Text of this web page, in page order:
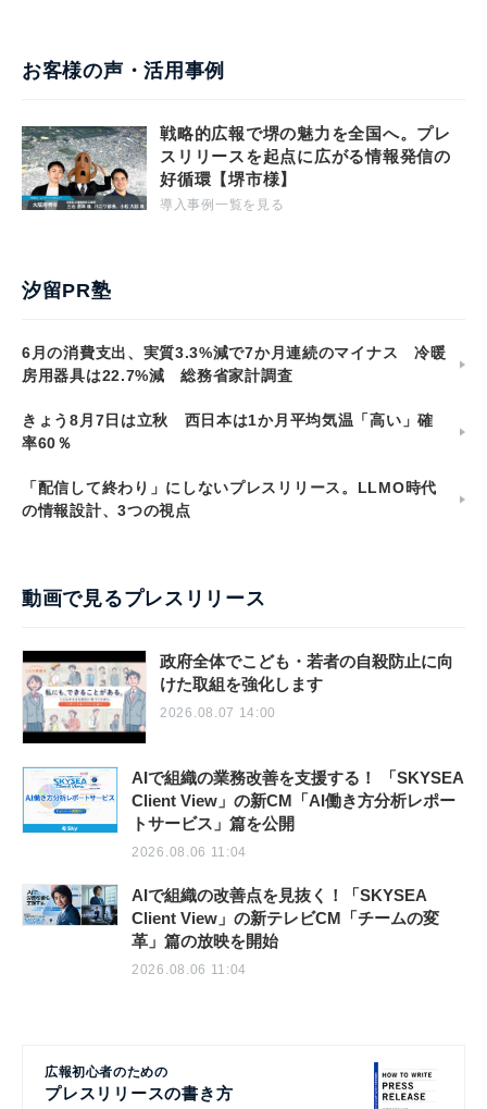
お客様の声・活用事例
戦略的広報で堺の魅力を全国へ。プレ
スリリースを起点に広がる情報発信の
好循環【堺市様】
導入事例一覧を見る
汐留PR塾
6月の消費支出、実質3.3%減で7か月連続のマイナス 冷暖
房用器具は22.7%減 総務省家計調査
きょう8月7日は立秋 西日本は1か月平均気温「高い」確
率60％
「配信して終わり」にしないプレスリリース。LLMO時代
の情報設計、3つの視点
動画で見るプレスリリース
政府全体でこども・若者の自殺防止に向
けた取組を強化します
2026.08.07 14:00
AIで組織の業務改善を支援する！ 「SKYSEA
Client View」の新CM「AI働き方分析レポー
トサービス」篇を公開
2026.08.06 11:04
AIで組織の改善点を見抜く！「SKYSEA
Client View」の新テレビCM「チームの変
革」篇の放映を開始
2026.08.06 11:04
広報初心者のための
プレスリリースの書き方